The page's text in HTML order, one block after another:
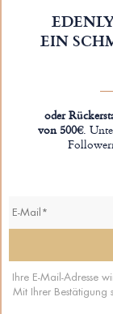
EIN
oder
von 500€.
Ihre E-Mail-Adresse
Mit Ihrer Bestätigung